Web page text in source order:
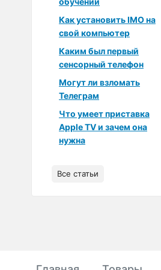
Как установить IMO на
свой компьютер
Каким был первый
сенсорный телефон
Могут ли взломать
Телеграм
Что умеет приставка
Apple TV и зачем она
нужна
Все статьи